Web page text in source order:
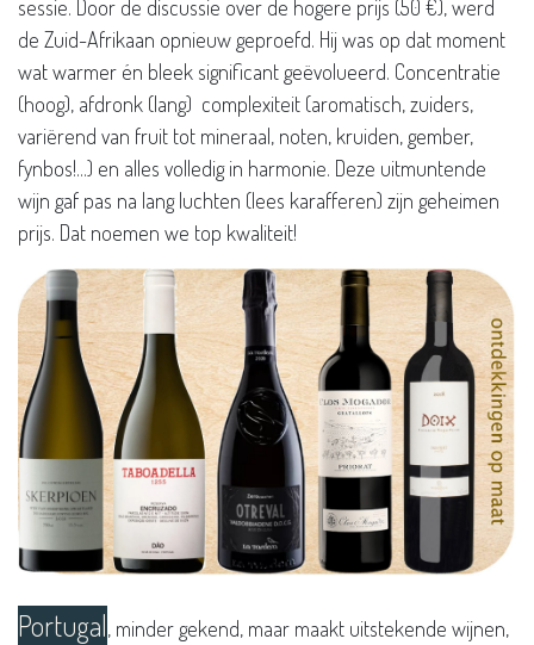
sessie. Door de discussie over de hogere prijs (50 €), werd
de Zuid-Afrikaan opnieuw geproefd. Hij was op dat moment
wat warmer én bleek significant geëvolueerd. Concentratie
(hoog), afdronk (lang) complexiteit (aromatisch, zuiders,
variërend van fruit tot mineraal, noten, kruiden, gember,
fynbos!...) en alles volledig in harmonie. Deze uitmuntende
wijn gaf pas na lang luchten (lees karafferen) zijn geheimen
prijs. Dat noemen we top kwaliteit!
Portugal, minder gekend, maar maakt uitstekende wijnen,